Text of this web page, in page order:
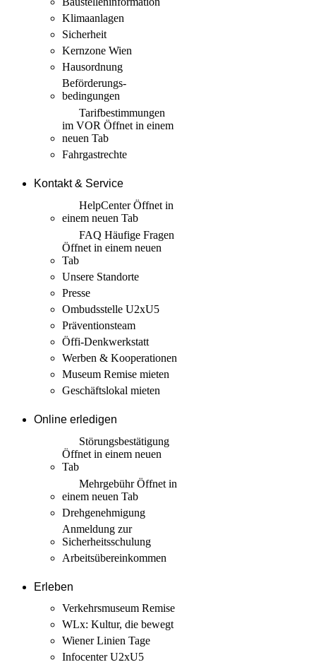
Klimaanlagen
Sicherheit
Kernzone Wien
Hausordnung
Beförderungs­
bedingungen
Tarif­bestimmungen
im VOR Öffnet in einem
neuen Tab
Fahrgastrechte
Kontakt & Service
HelpCenterÖffnet in
einem neuen Tab
FAQ Häufige Fragen
Öffnet in einem neuen
Tab
Unsere Standorte
Presse
Ombudsstelle U2xU5
Präventionsteam
Öffi-Denkwerkstatt
Werben & Kooperationen
Museum Remise mieten
Geschäftslokal mieten
Online erledigen
Störungs­bestätigung
Öffnet in einem neuen
Tab
MehrgebührÖffnet in
einem neuen Tab
Drehgenehmigung
Anmeldung zur
Sicherheits­schulung
Arbeits­übereinkommen
Erleben
Verkehrsmuseum Remise
WLx: Kultur, die bewegt
Wiener Linien Tage
Infocenter U2xU5